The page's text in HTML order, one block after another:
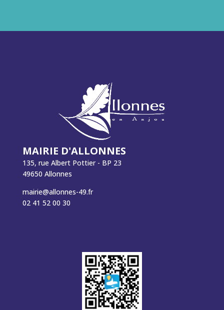
MAIRIE D'ALLONNES
135, rue Albert Pottier - BP 23
49650 Allonnes
mairie@allonnes-49.fr
02 41 52 00 30